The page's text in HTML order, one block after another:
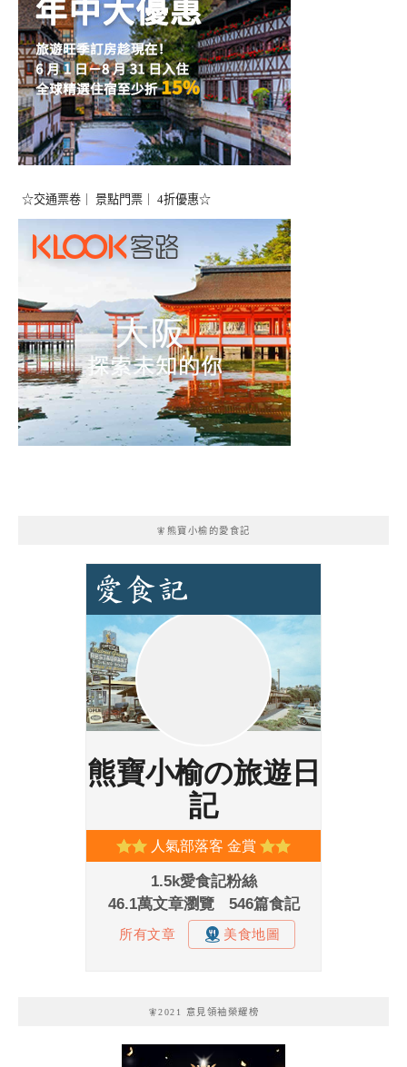
☆交通票卷｜ 景點門票｜ 4折優惠☆
🧚熊寶小榆的愛食記
🧚2021 意見領袖榮耀榜